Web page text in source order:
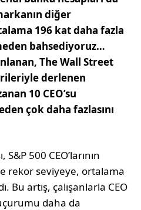
diğer
196 kat daha fazla
bahsediyoruz…
The Wall Street
derlenen
10 CEO’su
çok daha fazlasını
500 CEO’larının
rekor seviyeye, ortalama
Bu artış, çalışanlarla CEO
daha da